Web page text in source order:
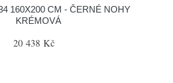
160X200 CM - ČERNÉ NOHY
KRÉMOVÁ
20 438 Kč